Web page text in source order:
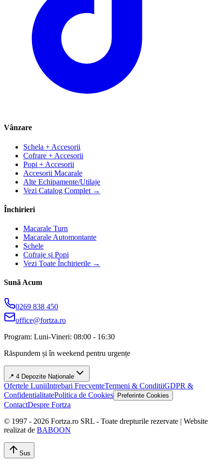
Vânzare
Schela + Accesorii
Cofrare + Accesorii
Popi + Accesorii
Accesorii Macarale
Alte Echipamente/Utilaje
Vezi Catalog Complet →
Închirieri
Macarale Turn
Macarale Automontante
Schele
Cofraje și Popi
Vezi Toate Închirierile →
Sună Acum
0269 838 450
office@fortza.ro
Program: Luni-Vineri: 08:00 - 16:30
Răspundem și în weekend pentru urgențe
📍 4 Depozite Naționale
Ofertele LuniiIntrebari FrecventeTermeni & ConditiiGDPR &
ConfidentialitatePolitica de Cookies Preferinte Cookies
ContactDespre Fortza
© 1997 - 2026 Fortza.ro SRL - Toate drepturile rezervate | Website
realizat de BABOON
Sus